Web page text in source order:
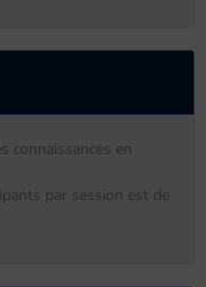
connaissances en
par session est de